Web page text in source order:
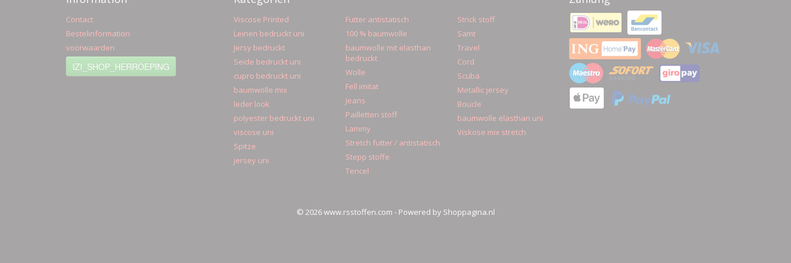
Contact
Bestelinformation
voorwaarden
IZI_SHOP_HERROEPING
Viscose Printed
Leinen bedruckt uni
Jersy bedruckt
Seide bedruckt uni
cupro bedruckt uni
baumwolle mix
leder look
polyester bedruckt uni
viscose uni
Spitze
jersey uni
Futter antistatisch
100 % baumwolle
baumwolle mit elasthan
bedruckt
Wolle
Fell imitat
Jeans
Pailletten stoff
Lammy
Stretch futter / antistatisch
Stepp stoffe
Tencel
Strick stoff
Samt
Travel
Cord
Scuba
Metallic jersey
Boucle
baumwolle elasthan uni
Viskose mix stretch
© 2026 www.rsstoffen.com - Powered by Shoppagina.nl